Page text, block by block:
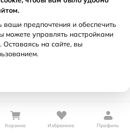
Корзина Избранное Профиль
предпочтения и обеспечить
можете управлять настройками
Оставаясь на сайте, вы